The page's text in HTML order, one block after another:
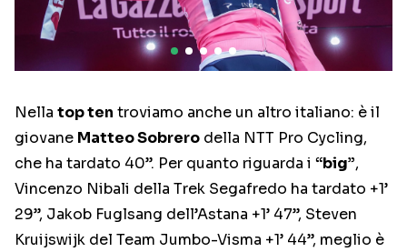
Nella top ten troviamo anche un altro italiano: è il
giovane Matteo Sobrero della NTT Pro Cycling,
che ha tardato 40”. Per quanto riguarda i “big”,
Vincenzo Nibali della Trek Segafredo ha tardato +1’
29”, Jakob Fuglsang dell’Astana +1’ 47”, Steven
Kruijswijk del Team Jumbo-Visma +1’ 44”, meglio è